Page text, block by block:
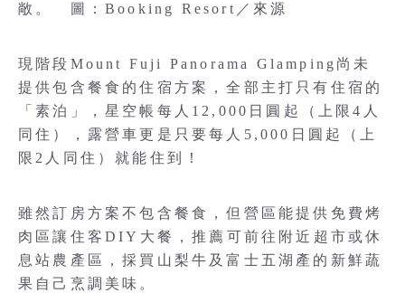
敞。 圖：Booking Resort／來源
現階段Mount Fuji Panorama Glamping尚未
提供包含餐食的住宿方案，全部主打只有住宿的
「素泊」，星空帳每人12,000日圓起（上限4人
同住），露營車更是只要每人5,000日圓起（上
限2人同住）就能住到！
雖然訂房方案不包含餐食，但營區能提供免費烤
肉區讓住客DIY大餐，推薦可前往附近超市或休
息站農產區，採買山梨牛及富士五湖產的新鮮蔬
果自己烹調美味。